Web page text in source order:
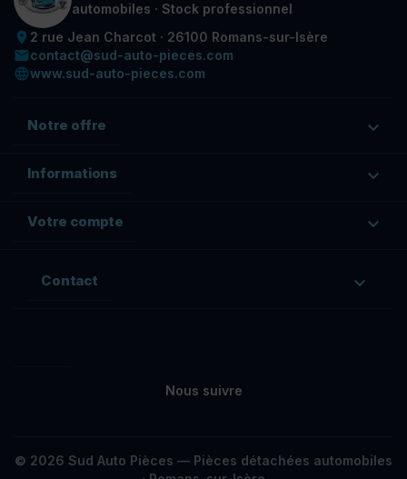
automobiles · Stock professionnel
place 2 rue Jean Charcot · 26100 Romans-sur-Isère
emailcontact@sud-auto-pieces.com
languagewww.sud-auto-pieces.com
Notre offre 
Informations 
Votre compte 
Contact 
Nous suivre
© 2026 Sud Auto Pièces — Pièces détachées automobiles